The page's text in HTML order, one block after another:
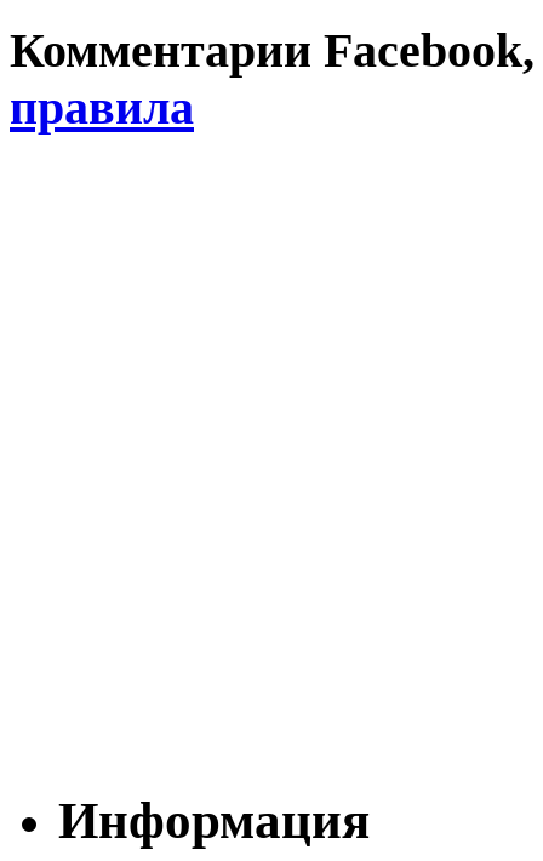
Комментарии
правила
Информация